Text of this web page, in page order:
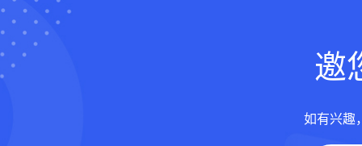
邀
如有兴趣